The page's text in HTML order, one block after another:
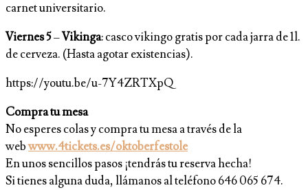
carnet universitario.
Viernes 5–Vikinga: casco vikingo gratis por cada jarra de 1l.
de cerveza. (Hasta agotar existencias).
https://youtu.be/u-7Y4ZRTXpQ
Compra tu mesa
No esperes colas y compra tu mesa a través de la
webwww.4tickets.es/oktoberfestole
En unos sencillos pasos ¡tendrás tu reserva hecha!
Si tienes alguna duda, llámanos al teléfono 646 065 674.